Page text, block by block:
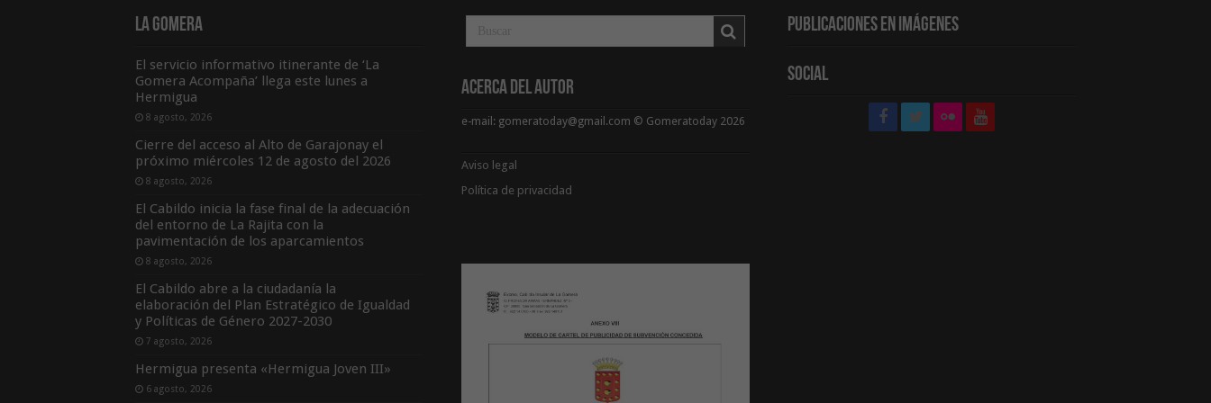
La Gomera
El servicio informativo itinerante de ‘La
Gomera Acompaña’ llega este lunes a
Hermigua
8 agosto, 2026
Cierre del acceso al Alto de Garajonay el
próximo miércoles 12 de agosto del 2026
8 agosto, 2026
El Cabildo inicia la fase final de la adecuación
del entorno de La Rajita con la
pavimentación de los aparcamientos
8 agosto, 2026
El Cabildo abre a la ciudadanía la
elaboración del Plan Estratégico de Igualdad
y Políticas de Género 2027-2030
7 agosto, 2026
Hermigua presenta «Hermigua Joven III»
6 agosto, 2026
Acerca del Autor
e-mail: gomeratoday@gmail.com © Gomeratoday 2026
Aviso legal
Política de privacidad
Publicaciones en Imágenes
Social